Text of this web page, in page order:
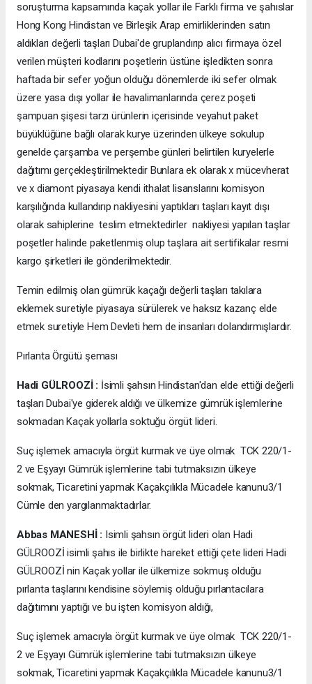
soruşturma kapsamında kaçak yollar ile Farklı firma ve şahıslar
Hong Kong Hindistan ve Birleşik Arap emirliklerinden satın
aldıkları değerli taşları Dubai'de gruplandırıp alıcı firmaya özel
verilen müşteri kodlarını poşetlerin üstüne işledikten sonra
haftada bir sefer yoğun olduğu dönemlerde iki sefer olmak
üzere yasa dışı yollar ile havalimanlarında çerez poşeti
şampuan şişesi tarzı ürünlerin içerisinde veyahut paket
büyüklüğüne bağlı olarak kurye üzerinden ülkeye sokulup
genelde çarşamba ve perşembe günleri belirtilen kuryelerle
dağıtımı gerçekleştirilmektedir Bunlara ek olarak x mücevherat
ve x diamont piyasaya kendi ithalat lisanslarını komisyon
karşılığında kullandırıp nakliyesini yaptıkları taşları kayıt dışı
olarak sahiplerine teslim etmektedirler nakliyesi yapılan taşlar
poşetler halinde paketlenmiş olup taşlara ait sertifikalar resmi
kargo şirketleri ile gönderilmektedir.
Temin edilmiş olan gümrük kaçağı değerli taşları takılara
eklemek suretiyle piyasaya sürülerek ve haksız kazanç elde
etmek suretiyle Hem Devleti hem de insanları dolandırmışlardır.
Pırlanta Örgütü şeması
Hadi GÜLROOZİ : İsimli şahsın Hindistan'dan elde ettiği değerli
taşları Dubai'ye giderek aldığı ve ülkemize gümrük işlemlerine
sokmadan Kaçak yollarla soktuğu örgüt lideri.
Suç işlemek amacıyla örgüt kurmak ve üye olmak TCK 220/1-
2 ve Eşyayı Gümrük işlemlerine tabi tutmaksızın ülkeye
sokmak, Ticaretini yapmak Kaçakçılıkla Mücadele kanunu3/1
Cümle den yargılanmaktadırlar.
Abbas MANESHİ : Isimli şahsın örgüt lideri olan Hadi
GÜLROOZİ isimli şahıs ile birlikte hareket ettiği çete lideri Hadi
GÜLROOZİ nin Kaçak yollar ile ülkemize sokmuş olduğu
pırlanta taşlarını kendisine söylemiş olduğu pırlantacılara
dağıtımını yaptığı ve bu işten komisyon aldığı,
Suç işlemek amacıyla örgüt kurmak ve üye olmak TCK 220/1-
2 ve Eşyayı Gümrük işlemlerine tabi tutmaksızın ülkeye
sokmak, Ticaretini yapmak Kaçakçılıkla Mücadele kanunu3/1